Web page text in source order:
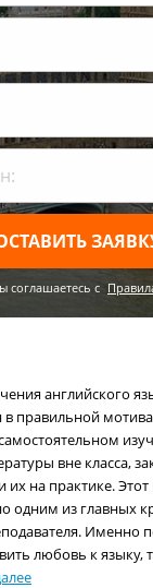
соглашаетесь c
английского
в правильной
вне класса,
на практике.
одним из главных
Именно
любовь к языку,